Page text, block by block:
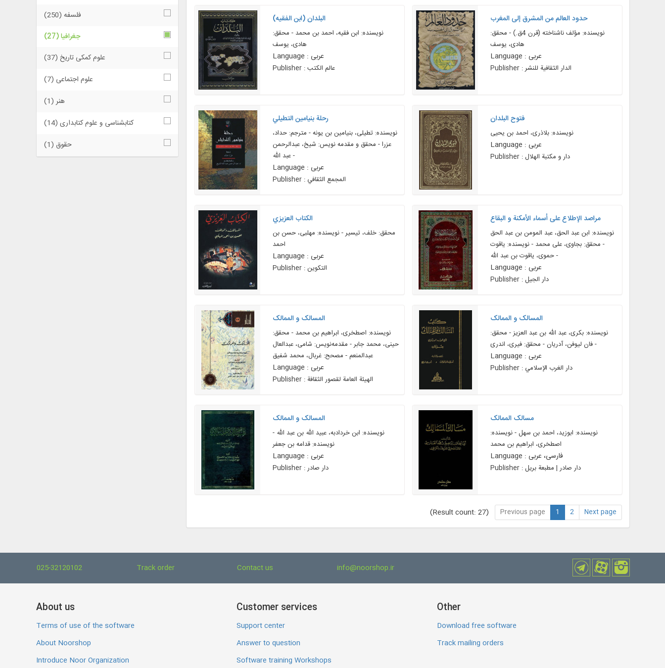
فلسفه (250)
جغرافیا (27)
علوم کمکی تاریخ (37)
علوم اجتماعی (7)
هنر (1)
کتابشناسی و علوم کتابداری (14)
حقوق (1)
البلدان (ابن الفقيه)
نویسنده: ابن فقیه، احمد بن محمد - محقق:
هادی، یوسف
Language : عربی
Publisher : عالم الکتب
حدود العالم من المشرق إلی المغرب
نویسنده: مؤلف ناشناخته (قرن 4ق.) - محقق:
هادی، یوسف
Language : عربی
Publisher : الدار الثقافیة للنشر
رحلة بنيامين التطيلي
نویسنده: تطیلی، بنیامین بن یونه - مترجم: حداد،
عزرا - محقق و مقدمه نویس: شیخ، عبدالرحمن
عبد الله -
Language : عربی
Publisher : المجمع الثقافي
فتوح البلدان
نویسنده: بلاذری، احمد بن یحیی
Language : عربی
Publisher : دار و مکتبة الهلال
الکتاب العزيزي
محقق: خلف، تیسیر - نویسنده: مهلبی، حسن بن
احمد
Language : عربی
Publisher : التکوين
مراصد الإطلاع علی أسماء الأمکنة و البقاع
نویسنده: ابن عبد الحق، عبد المومن بن عبد الحق
- محقق: بجاوی، علی محمد - نویسنده: یاقوت
حموی، یاقوت بن عبد الله -
Language : عربی
Publisher : دار الجيل
المسالک و الممالک
نویسنده: اصطخری، ابراهیم بن محمد - محقق:
حینی، محمد جابر - مقدمهنويس: شامی، عبدالعال
عبدالمنعم - مصحح: غربال، محمد شفیق
Language : عربی
Publisher : الهيئة العامة لقصور الثقافة
المسالک و الممالک
نویسنده: بکری، عبد الله بن عبد العزیز - محقق:
فان لیوفن، آدریان - محقق: فیری، اندری -
Language : عربی
Publisher : دار الغرب الإسلامي
المسالک و الممالک
نویسنده: ابن خردادبه، عبید الله بن عبد الله -
نویسنده: قدامه بن جعفر
Language : عربی
Publisher : دار صادر
مسالک الممالک
نویسنده: ابوزید، احمد بن سهل - نویسنده:
اصطخری، ابراهیم بن محمد
Language : فارسی، عربی
Publisher : دار صادر | مطبعة بريل
(Result count: 27) Previous page 1 2 Next page
025-32120102 Track order Contact us info@noorshop.ir
About us
Terms of use of the software
About Noorshop
Introduce Noor Organization
Customer services
Support center
Answer to question
Software training Workshops
Other
Download free software
Track mailing orders